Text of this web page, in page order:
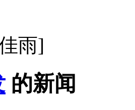
雨]
的新闻